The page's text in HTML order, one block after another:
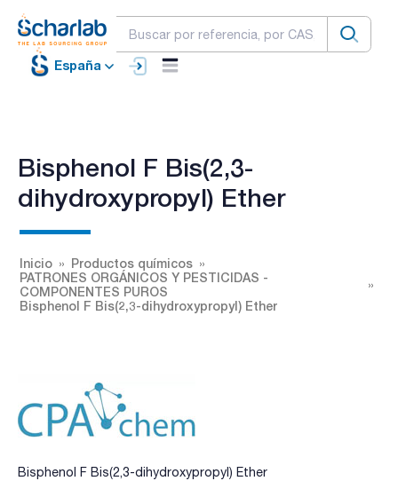
España
Bisphenol F Bis(2,3-
dihydroxypropyl) Ether
Inicio
Productos químicos
PATRONES ORGÁNICOS Y PESTICIDAS -
COMPONENTES PUROS
Bisphenol F Bis(2,3-dihydroxypropyl) Ether
Bisphenol F Bis(2,3-dihydroxypropyl) Ether